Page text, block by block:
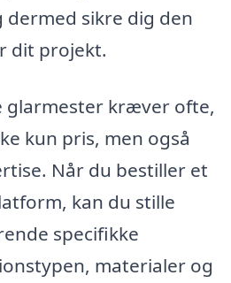
dermed sikre dig den
dit projekt.
glarmester kræver ofte,
kun pris, men også
Når du bestiller et
kan du stille
specifikke
materialer og